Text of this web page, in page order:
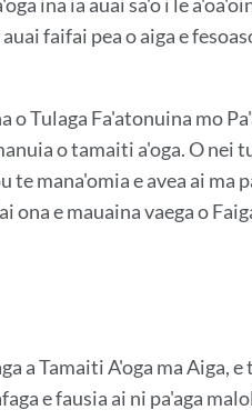
faifai pea o aiga e
Tulaga Fa'atonuina mo
o tamaiti a'oga. O nei
mana'omia e avea ai ma
ona e mauaina vaega o
a Tamaiti A'oga ma Aiga,
e fausia ai ni pa'aga